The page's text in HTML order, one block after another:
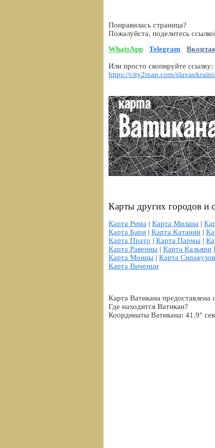
Понравилась страница?
Пожалуйста, поделитесь
WhatsApp
Telegram
Или просто скопируйте ссылку:
https://city2map.com/
Карты других городов и
Карта Рима | Карта Милана |
Карта Бари | Карта Катании |
Карта Прато | Карта Пармы |
Карта Равенны | Карта Кальяри |
Карта Монцы | Карта Сиракузов
Карта Виченци
Карта Ватикана
Где находится Ватикан?
Координаты Ватикана: 41.9°